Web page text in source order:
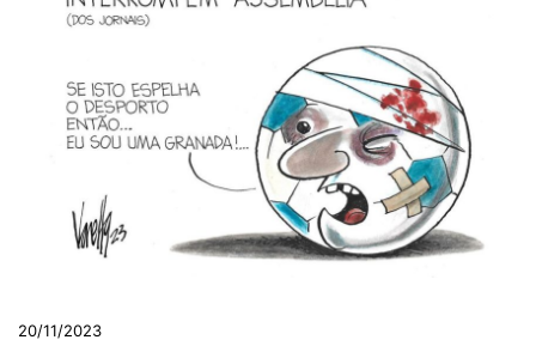
20/11/2023